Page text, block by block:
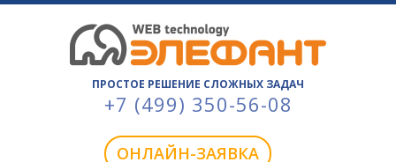
ПРОСТОЕ РЕШЕНИЕ СЛОЖНЫХ ЗАДАЧ
+7 (499) 350-56-08
ОНЛАЙН-ЗАЯВКА